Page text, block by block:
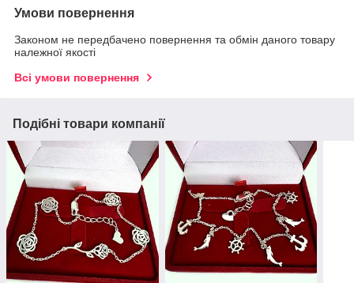
Умови повернення
Законом не передбачено повернення та обмін даного товару
належної якості
Всі умови повернення
Подібні товари компанії